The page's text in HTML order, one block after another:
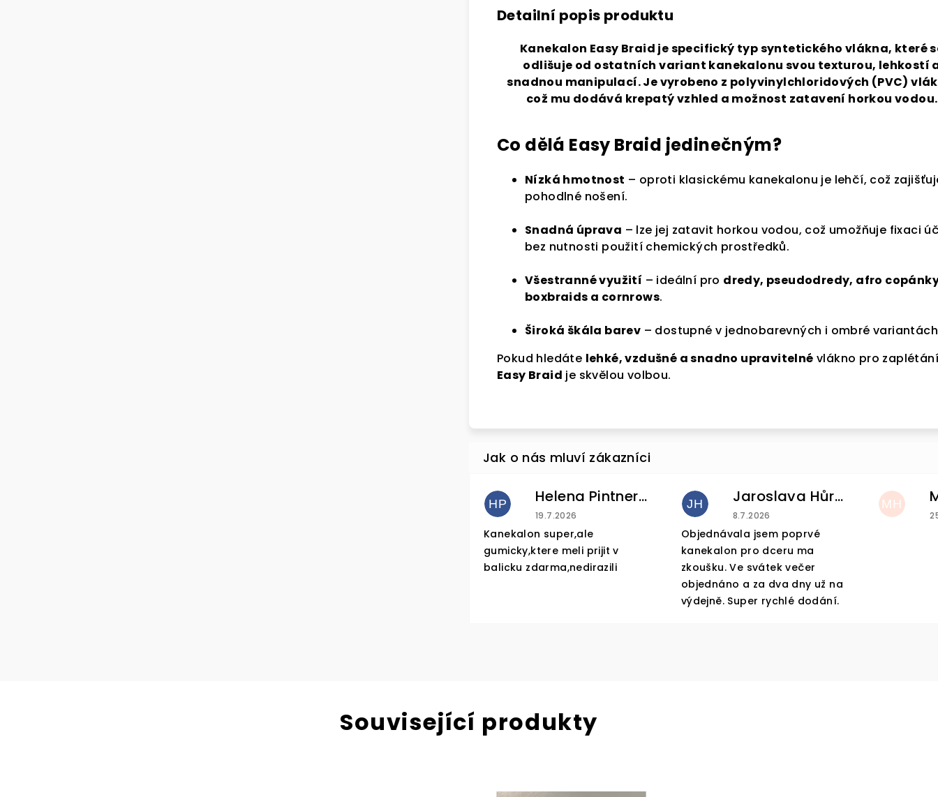
Detailní popis produktu
Kanekalon Easy Braid je specifický typ syntetického vlákna, které
odlišuje od ostatních variant kanekalonu svou texturou, lehkostí
snadnou manipulací. Je vyrobeno z polyvinylchloridových (PVC)
což mu dodává krepatý vzhled a možnost zatavení horkou vodou.
Co dělá Easy Braid jedinečným?
Nízká hmotnost – oproti klasickému kanekalonu je lehčí, což
pohodlné nošení.
Snadná úprava – lze jej zatavit horkou vodou, což umožňuje fixaci
bez nutnosti použití chemických prostředků.
Všestranné využití – ideální pro dredy, pseudodredy, afro
boxbraids a cornrows.
Široká škála barev – dostupné v jednobarevných i ombré
Pokud hledáte lehké, vzdušné a snadno upravitelné vlákno pro
Easy Braid je skvělou volbou.
HP Helena Pintnerova
Hodnocení obchodu je 4 z 5 hvězdiček.
19.7.2026
Kanekalon super,ale
gumicky,ktere meli prijit v
balicku zdarma,nedirazili
JH Jaroslava Hůrková
Hodnocení obchodu je 5 z 5
8.7.2026
Objednávala jsem poprvé
kanekalon pro dceru ma
zkoušku. Ve svátek večer
objednáno a za dva dny už na
výdejně. Super rychlé dodání.
MH
Související produkty
SLEVA 5 %
Přihlaste se k našemu
newsletteru a sleva 5 %
je Vaše.
Vaše e-mailová adresa je u nás